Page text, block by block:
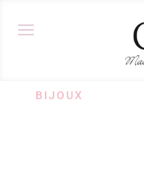
BIJOUX